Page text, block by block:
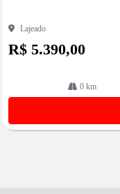
Lajeado
R$ 5.390,00
0 km